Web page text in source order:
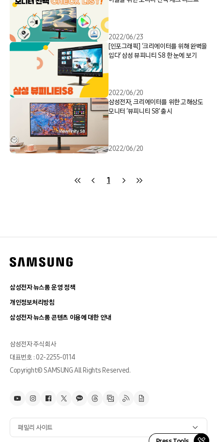
2022/06/23
[인포그래픽] ‘크리에이터를 위해 완벽을
입다’ 삼성 뷰피니티 S8 한 눈에 보기
2022/06/20
삼성전자, 크리에이터를 위한 고해상도
모니터 ‘뷰피니티 S8’ 출시
2022/06/20
1
삼성전자 뉴스룸 운영 정책
개인정보처리방침
삼성전자 뉴스룸 콘텐츠 이용에 대한 안내
삼성전자 주식회사
대표번호 : 02-2255-0114
Copyright© SAMSUNG All Rights Reserved.
패밀리 사이트